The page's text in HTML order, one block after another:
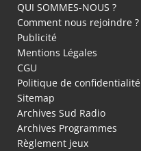
QUI SOMMES-NOUS ?
Comment nous rejoindre ?
Publicité
Mentions Légales
CGU
Politique de confidentialité
Sitemap
Archives Sud Radio
Archives Programmes
Règlement jeux